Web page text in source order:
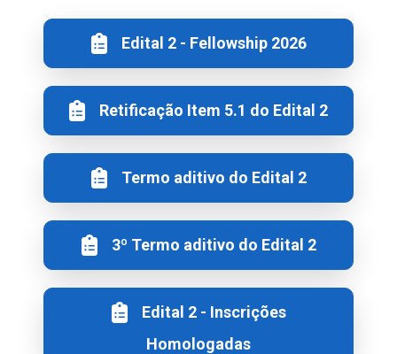
Edital 2 - Fellowship 2026
Retificação Item 5.1 do Edital 2
Termo aditivo do Edital 2
3º Termo aditivo do Edital 2
Edital 2 - Inscrições
Homologadas